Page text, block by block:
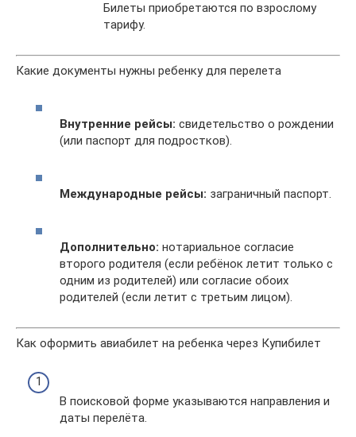
Билеты приобретаются по взрослому
тарифу.
Какие документы нужны ребенку для перелета
Внутренние рейсы: свидетельство о рождении
(или паспорт для подростков).
Международные рейсы: заграничный паспорт.
Дополнительно: нотариальное согласие
второго родителя (если ребёнок летит только с
одним из родителей) или согласие обоих
родителей (если летит с третьим лицом).
Как оформить авиабилет на ребенка через Купибилет
В поисковой форме указываются направления и
даты перелёта.